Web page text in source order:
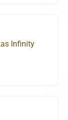
Infinity